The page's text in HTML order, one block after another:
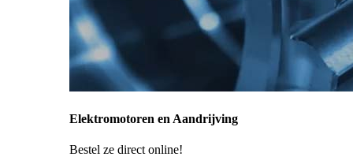
Elektromotoren en Aandrijving
Bestel ze direct online!